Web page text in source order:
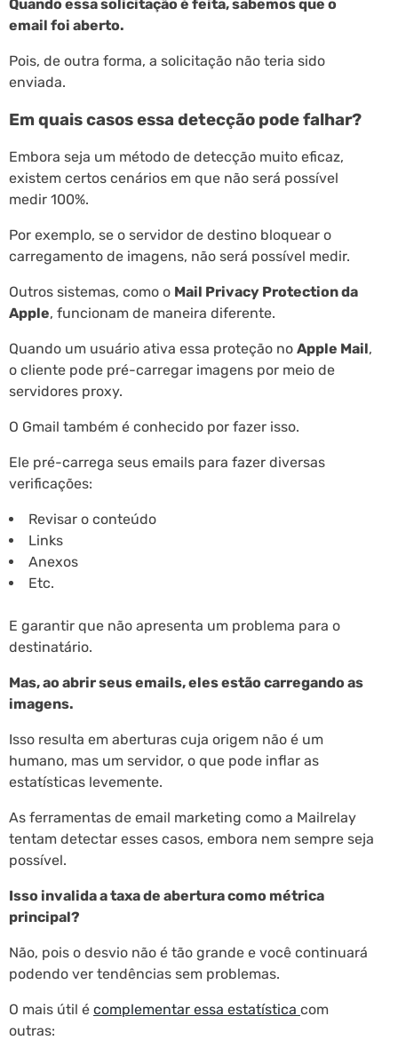
Quando essa solicitação é feita, sabemos que o
email foi aberto.
Pois, de outra forma, a solicitação não teria sido
enviada.
Em quais casos essa detecção pode falhar?
Embora seja um método de detecção muito eficaz,
existem certos cenários em que não será possível
medir 100%.
Por exemplo, se o servidor de destino bloquear o
carregamento de imagens, não será possível medir.
Outros sistemas, como o Mail Privacy Protection da
Apple, funcionam de maneira diferente.
Quando um usuário ativa essa proteção no Apple Mail,
o cliente pode pré-carregar imagens por meio de
servidores proxy.
O Gmail também é conhecido por fazer isso.
Ele pré-carrega seus emails para fazer diversas
verificações:
Revisar o conteúdo
Links
Anexos
Etc.
E garantir que não apresenta um problema para o
destinatário.
Mas, ao abrir seus emails, eles estão carregando as
imagens.
Isso resulta em aberturas cuja origem não é um
humano, mas um servidor, o que pode inflar as
estatísticas levemente.
As ferramentas de email marketing como a Mailrelay
tentam detectar esses casos, embora nem sempre seja
possível.
Isso invalida a taxa de abertura como métrica
principal?
Não, pois o desvio não é tão grande e você continuará
podendo ver tendências sem problemas.
O mais útil é complementar essa estatística com
outras: